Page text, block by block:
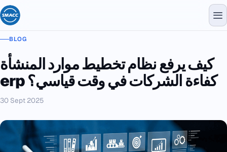
BLOG
كيف يرفع نظام تخطيط موارد المنشأة
erp كفاءة الشركات في وقت قياسي؟
30 Sept 2025